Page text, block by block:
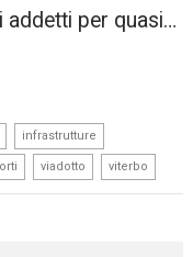
addetti per quasi…
infrastrutture
viadotto viterbo